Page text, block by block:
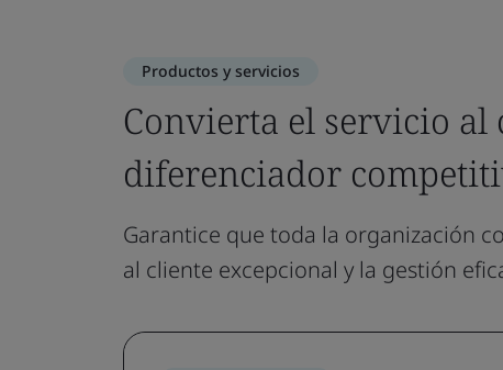
Productos y servicios
Convierta el servicio
diferenciador
Garantice que toda la organización
al cliente excepcional y la gestión